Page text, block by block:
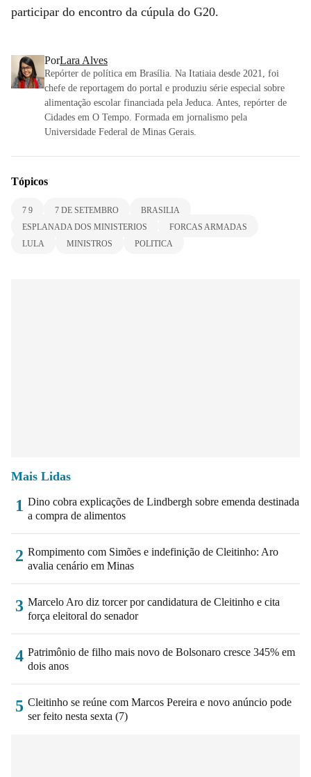
participar do encontro da cúpula do G20.
PorLara Alves
Repórter de política em Brasília. Na Itatiaia desde 2021, foi
chefe de reportagem do portal e produziu série especial sobre
alimentação escolar financiada pela Jeduca. Antes, repórter de
Cidades em O Tempo. Formada em jornalismo pela
Universidade Federal de Minas Gerais.
Tópicos
7 9 7 DE SETEMBRO
BRASILIA
ESPLANADA DOS MINISTERIOS
FORCAS ARMADAS
LULA
MINISTROS POLITICA
Mais Lidas
1 Dino cobra explicações de Lindbergh sobre emenda destinada
a compra de alimentos
2 Rompimento com Simões e indefinição de Cleitinho: Aro
avalia cenário em Minas
3 Marcelo Aro diz torcer por candidatura de Cleitinho e cita
força eleitoral do senador
4 Patrimônio de filho mais novo de Bolsonaro cresce 345% em
dois anos
5 Cleitinho se reúne com Marcos Pereira e novo anúncio pode
ser feito nesta sexta (7)